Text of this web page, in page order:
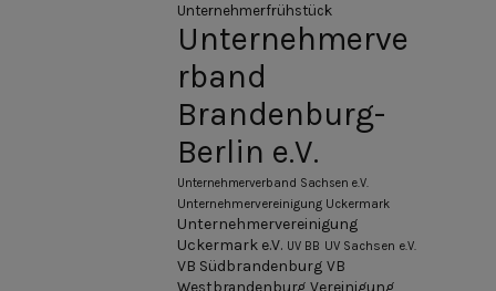
Unternehmerfrühstück
Unternehmerve
rband
Brandenburg-
Berlin e.V.
Unternehmerverband Sachsen e.V.
Unternehmervereinigung Uckermark
Unternehmervereinigung
Uckermark e.V. UV BB UV Sachsen e.V.
VB Südbrandenburg VB
Westbrandenburg Vereinigung